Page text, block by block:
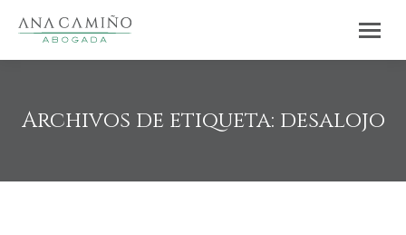
Archivos de etiqueta: desalojo